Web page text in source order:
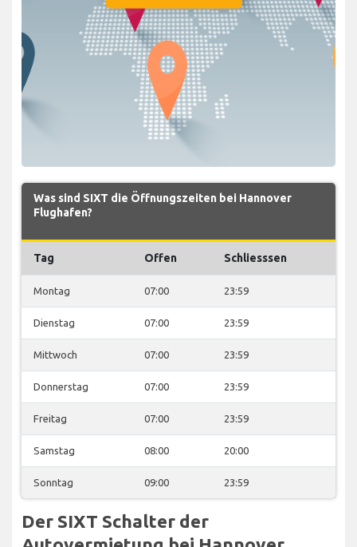
Was sind SIXT die Öffnungszeiten bei Hannover
Flughafen?
Tag Offen Schliesssen
Montag 07:00 23:59
Dienstag 07:00 23:59
Mittwoch 07:00 23:59
Donnerstag 07:00 23:59
Freitag 07:00 23:59
Samstag 08:00 20:00
Sonntag 09:00 23:59
Der SIXT Schalter der